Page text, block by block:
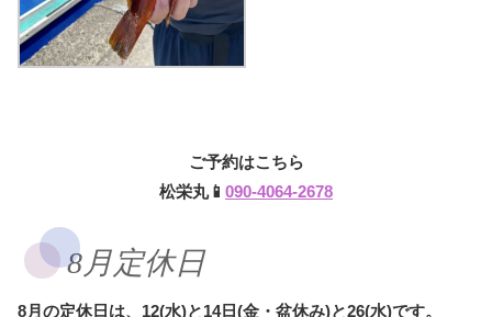
ご予約はこちら
松栄丸📱 090-4064-2678
8月定休日
8月の定休日は、12(水)と14日(金・盆休み)と26(水)です。